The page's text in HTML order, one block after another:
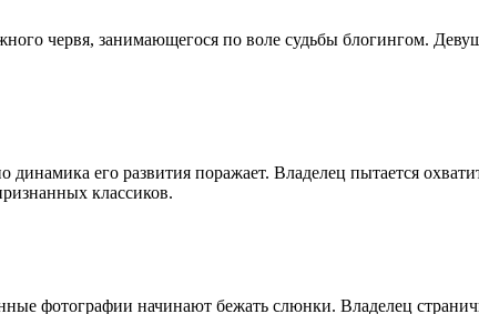
червя, занимающегося по воле судьбы блогингом.
динамика его развития поражает. Владелец пытается
классиков.
фотографии начинают бежать слюнки. Владелец